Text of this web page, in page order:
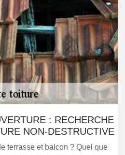
: RECHERCHE
NON-DESTRUCTIVE
terrasse et balcon ? Quel que